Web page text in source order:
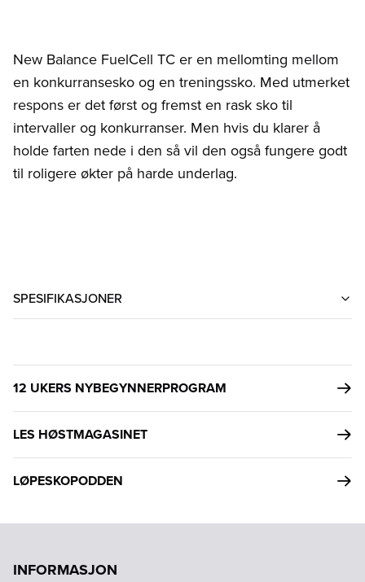
New Balance FuelCell TC er en mellomting mellom
en konkurransesko og en treningssko. Med utmerket
respons er det først og fremst en rask sko til
intervaller og konkurranser. Men hvis du klarer å
holde farten nede i den så vil den også fungere godt
til roligere økter på harde underlag.
SPESIFIKASJONER
12 UKERS NYBEGYNNERPROGRAM
LES HØSTMAGASINET
LØPESKOPODDEN
INFORMASJON